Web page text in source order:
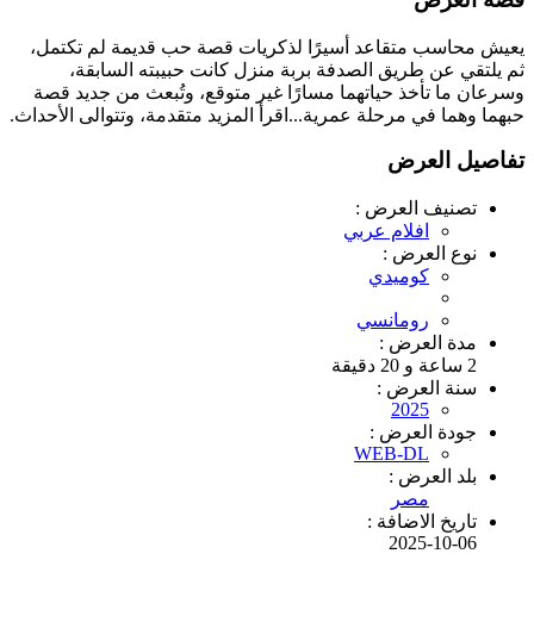
يعيش محاسب متقاعد أسيرًا لذكريات قصة حب قديمة لم تكتمل،
ثم يلتقي عن طريق الصدفة بربة منزل كانت حبيبته السابقة،
وسرعان ما تأخذ حياتهما مسارًا غير متوقع، وتُبعث من جديد قصة
حبهما وهما في مرحلة عمرية...اقرأ المزيد متقدمة، وتتوالى الأحداث.
تفاصيل العرض
تصنيف العرض :
افلام عربي
نوع العرض :
كوميدي
رومانسي
مدة العرض :
2 ساعة و 20 دقيقة
سنة العرض :
2025
جودة العرض :
WEB-DL
بلد العرض :
مصر
تاريخ الاضافة :
2025-10-06